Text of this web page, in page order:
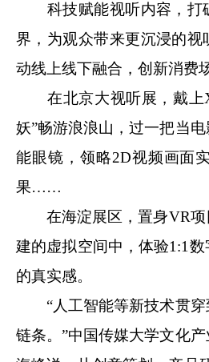
科技赋能视听内容，打
界，为观众带来更沉浸的视
动线上线下融合，创新消费
在北京大视听展，戴上
妖”畅游浪浪山，过一把当
能眼镜，领略2D视频画面
果……
在海淀展区，置身VR项
建的虚拟空间中，体验1:1
的真实感。
“人工智能等新技术贯穿
链条。”中国传媒大学文化